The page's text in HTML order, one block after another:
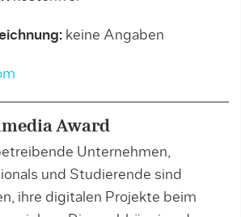
keine Angaben
Award
Unternehmen,
und Studierende sind
ihre digitalen Projekte beim